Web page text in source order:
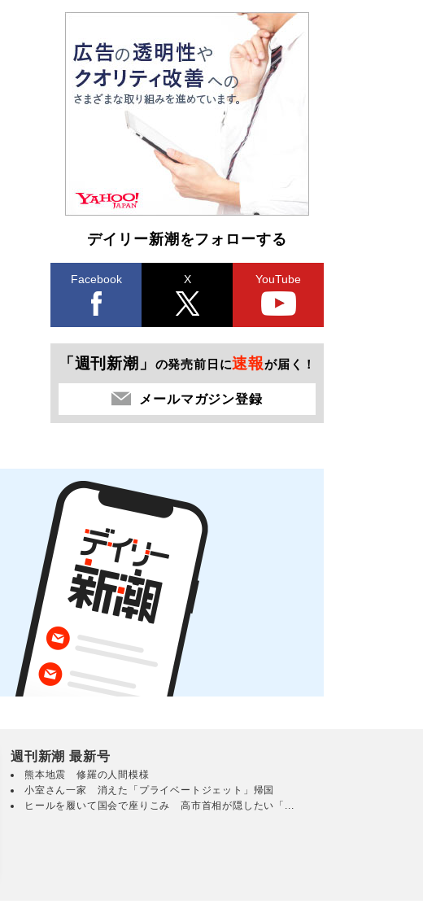
デイリー新潮をフォローする
Facebook X YouTube
「週刊新潮」 の発売前日に速報が届く！
メールマガジン登録
週刊新潮 最新号
熊本地震 修羅の人間模様
小室さん一家 消えた「プライベートジェット」帰国
ヒールを履いて国会で座りこみ 高市首相が隠したい「...